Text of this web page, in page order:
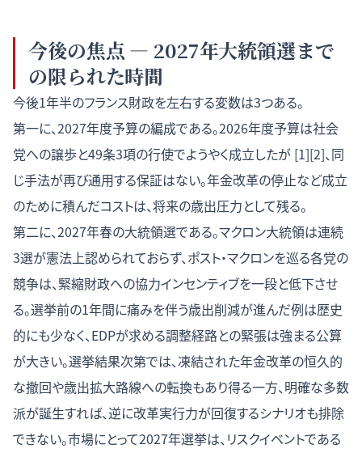
今後の焦点 — 2027年大統領選まで
の限られた時間
今後1年半のフランス財政を左右する変数は3つある。
第一に、2027年度予算の編成である。2026年度予算は社会
党への譲歩と49条3項の行使でようやく成立したが [1][2]、同
じ手法が再び通用する保証はない。年金改革の停止など成立
のために積んだコストは、将来の歳出圧力として残る。
第二に、2027年春の大統領選である。マクロン大統領は連続
3選が憲法上認められておらず、ポスト・マクロンを巡る各党の
競争は、緊縮財政への協力インセンティブを一段と低下させ
る。選挙前の1年間に痛みを伴う歳出削減が進んだ例は歴史
的にも少なく、EDPが求める調整経路との緊張は強まる公算
が大きい。選挙結果次第では、凍結された年金改革の恒久的
な撤回や歳出拡大路線への転換もあり得る一方、明確な多数
派が誕生すれば、逆に改革実行力が回復するシナリオも排除
できない。市場にとって2027年選挙は、リスクイベントである